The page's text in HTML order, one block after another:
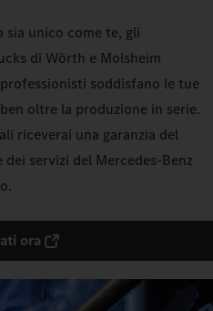
sia unico come te, gli
di Wörth e Molsheim
soddisfano le tue
oltre la produzione in serie.
riceverai una garanzia del
servizi del Mercedes‑Benz
ora